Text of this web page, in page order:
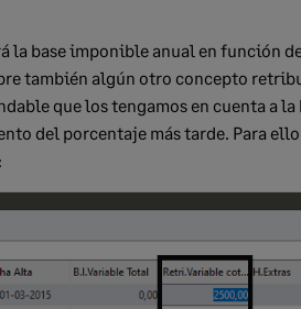
la base imponible anual en función
también algún otro concepto
que los tengamos en cuenta a
del porcentaje más tarde. Para